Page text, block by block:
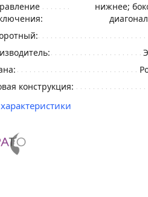
нижнее;
конструкция: